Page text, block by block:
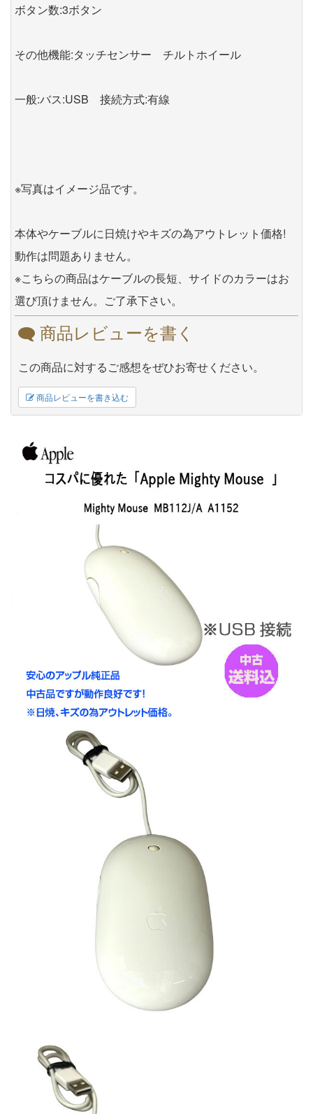
ボタン数:3ボタン
その他機能:タッチセンサー チルトホイール
一般:バス:USB 接続方式:有線
※写真はイメージ品です。
本体やケーブルに日焼けやキズの為アウトレット価格!
動作は問題ありません。
※こちらの商品はケーブルの長短、サイドのカラーはお
選び頂けません。ご了承下さい。
商品レビューを書く
この商品に対するご感想をぜひお寄せください。
商品レビューを書き込む